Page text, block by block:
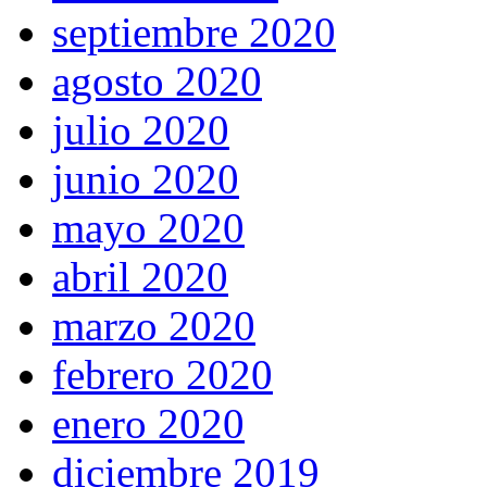
septiembre 2020
agosto 2020
julio 2020
junio 2020
mayo 2020
abril 2020
marzo 2020
febrero 2020
enero 2020
diciembre 2019